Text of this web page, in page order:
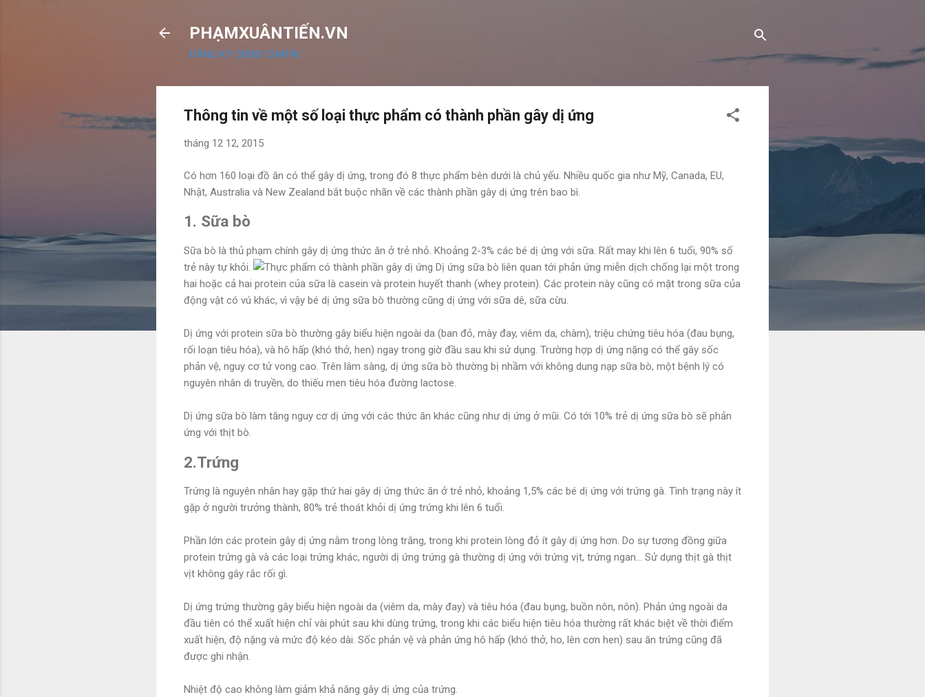
PHẠMXUÂNTIẾN.VN
ĐĂNG KÝ OEMS CHATAI
Thông tin về một số loại thực phẩm có thành phần gây dị ứng
tháng 12 12, 2015
Có hơn 160 loại đồ ăn có thể gây dị ứng, trong đó 8 thực phẩm bên dưới là chủ yếu. Nhiều quốc gia như Mỹ, Canada, EU,
Nhật, Australia và New Zealand bắt buộc nhãn về các thành phần gây dị ứng trên bao bì.
1. Sữa bò
Sữa bò là thủ phạm chính gây dị ứng thức ăn ở trẻ nhỏ. Khoảng 2-3% các bé dị ứng với sữa. Rất may khi lên 6 tuổi, 90% số
trẻ này tự khỏi.
Dị ứng sữa bò liên quan tới phản ứng miễn dịch chống lại một trong
hai hoặc cả hai protein của sữa là casein và protein huyết thanh (whey protein). Các protein này cũng có mặt trong sữa của
động vật có vú khác, vì vậy bé dị ứng sữa bò thường cũng dị ứng với sữa dê, sữa cừu.
Dị ứng với protein sữa bò thường gây biểu hiện ngoài da (ban đỏ, mày đay, viêm da, chàm), triệu chứng tiêu hóa (đau bụng,
rối loạn tiêu hóa), và hô hấp (khó thở, hen) ngay trong giờ đầu sau khi sử dụng. Trường hợp dị ứng nặng có thể gây sốc
phản vệ, nguy cơ tử vong cao. Trên lâm sàng, dị ứng sữa bò thường bị nhầm với không dung nạp sữa bò, một bệnh lý có
nguyên nhân di truyền, do thiếu men tiêu hóa đường lactose.
Dị ứng sữa bò làm tăng nguy cơ dị ứng với các thức ăn khác cũng như dị ứng ở mũi. Có tới 10% trẻ dị ứng sữa bò sẽ phản
ứng với thịt bò.
2.Trứng
Trứng là nguyên nhân hay gặp thứ hai gây dị ứng thức ăn ở trẻ nhỏ, khoảng 1,5% các bé dị ứng với trứng gà. Tình trạng này ít
gặp ở người trưởng thành, 80% trẻ thoát khỏi dị ứng trứng khi lên 6 tuổi.
Phần lớn các protein gây dị ứng nằm trong lòng trắng, trong khi protein lòng đỏ ít gây dị ứng hơn. Do sự tương đồng giữa
protein trứng gà và các loại trứng khác, người dị ứng trứng gà thường dị ứng với trứng vịt, trứng ngan... Sử dụng thịt gà thịt
vịt không gây rắc rối gì.
Dị ứng trứng thường gây biểu hiện ngoài da (viêm da, mày đay) và tiêu hóa (đau bụng, buồn nôn, nôn). Phản ứng ngoài da
đầu tiên có thể xuất hiện chỉ vài phút sau khi dùng trứng, trong khi các biểu hiện tiêu hóa thường rất khác biệt về thời điểm
xuất hiện, độ nặng và mức độ kéo dài. Sốc phản vệ và phản ứng hô hấp (khó thở, ho, lên cơn hen) sau ăn trứng cũng đã
được ghi nhận.
Nhiệt độ cao không làm giảm khả năng gây dị ứng của trứng.